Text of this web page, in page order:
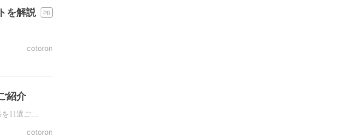
を解説
cotoron
紹介
を11選ご…
cotoron